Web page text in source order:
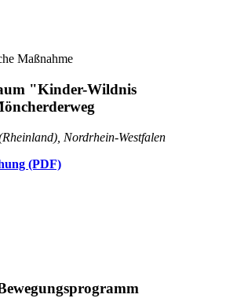
Maßnahme
"Kinder-Wildnis
Nordrhein-Westfalen
(PDF)